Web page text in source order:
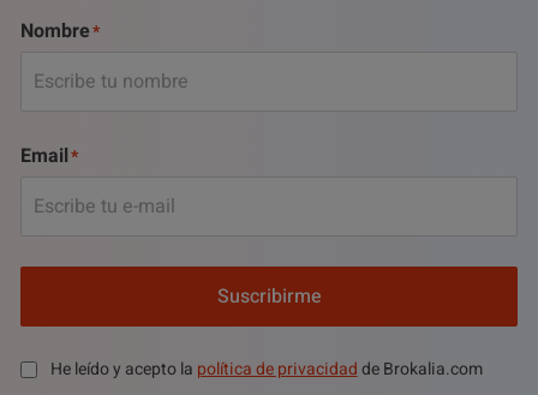
Nombre
Email
Suscribirme
He leído y acepto la política de privacidadde Brokalia.com